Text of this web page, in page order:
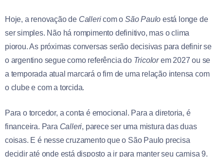
Hoje, a renovação de Callericom oSão Paulo está longe de
ser simples. Não há rompimento definitivo, mas o clima
piorou. As próximas conversas serão decisivas para definir se
o argentino segue como referência do Tricolorem 2027 ou se
a temporada atual marcará o fim de uma relação intensa com
o clube e com a torcida.
Para o torcedor, a conta é emocional. Para a diretoria, é
financeira. Para Calleri, parece ser uma mistura das duas
coisas. E é nesse cruzamento que o São Paulo precisa
decidir até onde está disposto a ir para manter seu camisa 9.